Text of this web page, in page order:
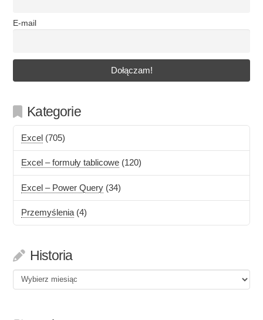
E-mail
Kategorie
Excel (705)
Excel – formuły tablicowe (120)
Excel – Power Query (34)
Przemyślenia(4)
Historia
Historia